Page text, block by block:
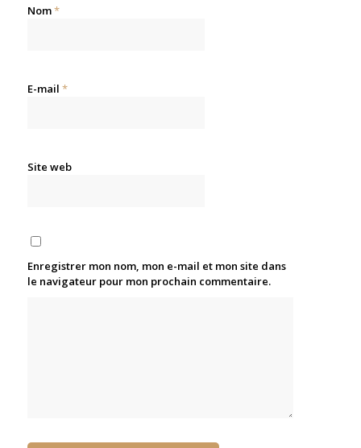
Nom*
E-mail *
Site web
Enregistrer mon nom, mon e-mail et mon site dans
le navigateur pour mon prochain commentaire.